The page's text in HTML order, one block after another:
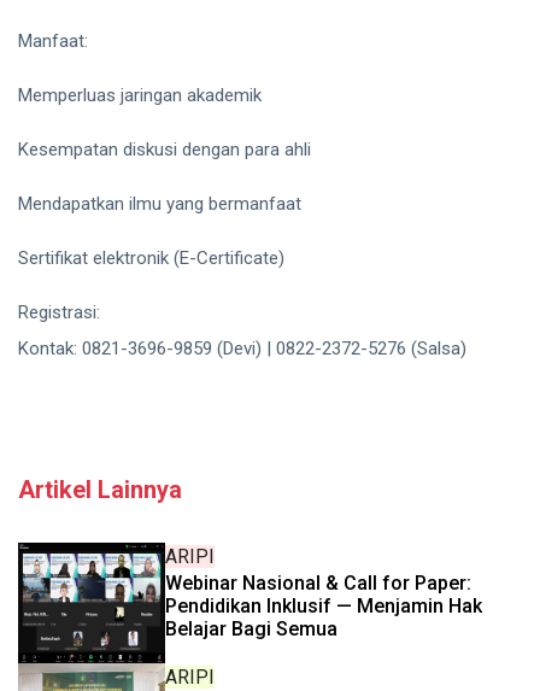
Manfaat:
Memperluas jaringan akademik
Kesempatan diskusi dengan para ahli
Mendapatkan ilmu yang bermanfaat
Sertifikat elektronik (E-Certificate)
Registrasi:
Kontak: 0821-3696-9859 (Devi) | 0822-2372-5276 (Salsa)
Artikel Lainnya
ARIPI
Webinar Nasional & Call for Paper:
Pendidikan Inklusif — Menjamin Hak
Belajar Bagi Semua
ARIPI